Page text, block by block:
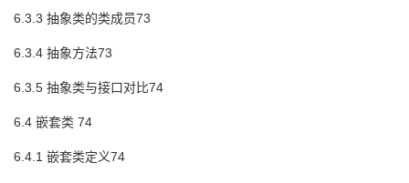
6.3.3 抽象类的类成员73
6.3.4 抽象方法73
6.3.5 抽象类与接口对比74
6.4 嵌套类 74
6.4.1 嵌套类定义74